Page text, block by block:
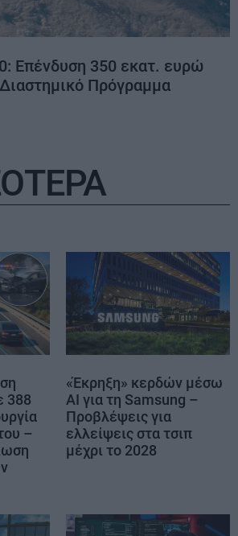
Επένδυση 350 εκατ. ευρώ
Πρόγραμμα
388
–
«Έκρηξη» κερδών μέσω
AI για τη Samsung –
Προβλέψεις για
ελλείψεις στα τσιπ
μέχρι το 2028